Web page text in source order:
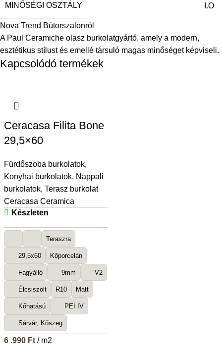
MINŐSÉGI OSZTÁLY I.O
Nova Trend Bútorszalonról
A Paul Ceramiche olasz burkolatgyártó, amely a modern,
esztétikus stílust és emellé társuló magas minőséget képviseli.
Kapcsolódó termékek
Ceracasa Filita Bone
29,5×60
Fürdőszoba burkolatok,
Konyhai burkolatok, Nappali
burkolatok, Terasz burkolat
Ceracasa Ceramica
Készleten
Teraszra
29,5x60 Kőporcelán
Fagyálló 9mm V2
Élcsiszolt R10 Matt
Kőhatású PEI IV
Sárvár, Kőszeg
6 .990 Ft/ m2